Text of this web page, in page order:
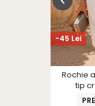
-45 Lei
Rochie
tip